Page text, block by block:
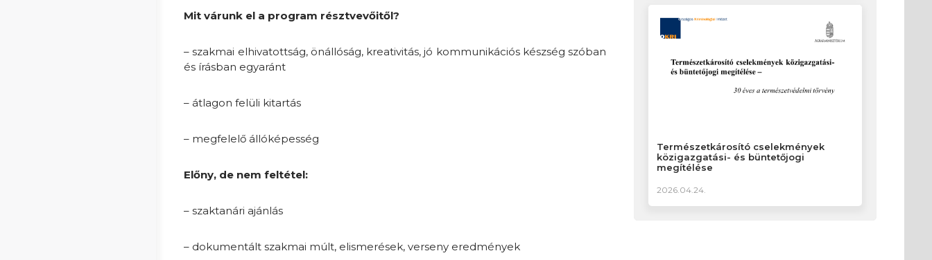
Mit várunk el a program résztvevőitől?
– szakmai elhivatottság, önállóság, kreativitás, jó kommunikációs készség szóban
és írásban egyaránt
– átlagon felüli kitartás
– megfelelő állóképesség
Előny, de nem feltétel:
– szaktanári ajánlás
– dokumentált szakmai múlt, elismerések, verseny eredmények
Természetkárosító cselekmények
közigazgatási- és büntetőjogi
megítélése
2026.04.24.